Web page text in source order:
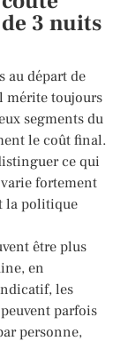
3 nuits
au départ de
mérite toujours
segments du
le coût final.
ce qui
fortement
la politique
être plus
en
les
parfois
personne,